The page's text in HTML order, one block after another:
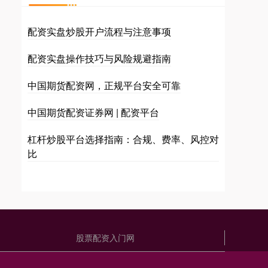
配资实盘炒股开户流程与注意事项
配资实盘操作技巧与风险规避指南
中国期货配资网，正规平台安全可靠
中国期货配资证券网 | 配资平台
杠杆炒股平台选择指南：合规、费率、风控对
比
股票配资入门网